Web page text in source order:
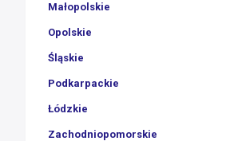
Małopolskie
Opolskie
Śląskie
Podkarpackie
Łódzkie
Zachodniopomorskie